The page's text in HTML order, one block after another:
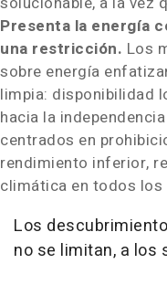
Presenta la energía
una restricción. Los
sobre energía
limpia: disponibilidad
hacia la
centrados en
rendimiento inferior,
climática en todos los
Los
no se limitan, a los